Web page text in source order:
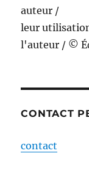
auteur /
leur
l'auteur / ©
CONTACT
contact